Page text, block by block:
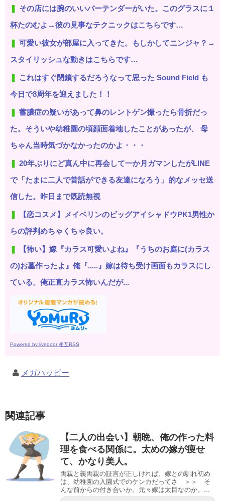
その店には腕のいいバーテンダーがいた。このグラスに１
杯たのむよ→彼の見事なテクニックはこちらです…
可愛い彼女が部屋に入ってきた。もしかしてニンジャ？→
スタイリッシュな動きはこちらです…
これはすぐ閉鎖するだろうなって思った Sound Field も
今日で8周年を迎えました！！
蓄膿症の疑いがあって鼻のレントゲン撮ったら骨折だっ
た。そういや幼稚園の頃顔面着地したことがあったが、 母
ちゃん当時気づかなかったのかよ・・・
20年ぶりにど真ん中に再会して一か月ガマンしたがLINE
で「たまに二人で昔話ができる友達になろう」的なメッセ送
信した。昨日まで既読無視
【恋コスメ】メイベリンのビッグアイシャドウPK1男性か
らの評判めちゃくちゃ良い。
【怖い】嫁『カラス可愛いよね』『うちのお庭に(カラス
の)お墓作ったよ』俺『.....』嫁は待ち受け画面もカラスにし
ている。俺正直カラス怖いんだが...
Powered by livedoor 相互RSS
メガハッピー
関連記事
【二人の出会い】朝晩、俺の作った料
理を食べる関係に。太めの嫁が痩せ
て、かなり美人。
両親と義両親の証言が正しければ、嫁との馴れ初め
は、幼稚園の入園式でのケンカだってさ ＞＞ そ
んな前からの付き合いか。元々嫁は太目なのか。...